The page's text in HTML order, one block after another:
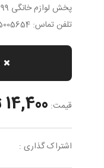
پخش لوازم خانگی 99 گروپ
تلفن تماس: 02155005654 - 02155031125
قیمت: 14,400 تومان
اشتراک گذاری :